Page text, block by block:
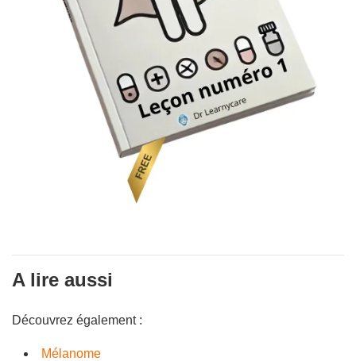
A lire aussi
Découvrez également :
Mélanome